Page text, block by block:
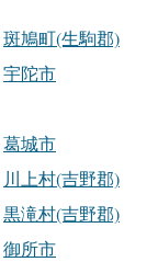
斑鳩町(生駒郡)
宇陀市
葛城市
川上村(吉野郡)
黒滝村(吉野郡)
御所市